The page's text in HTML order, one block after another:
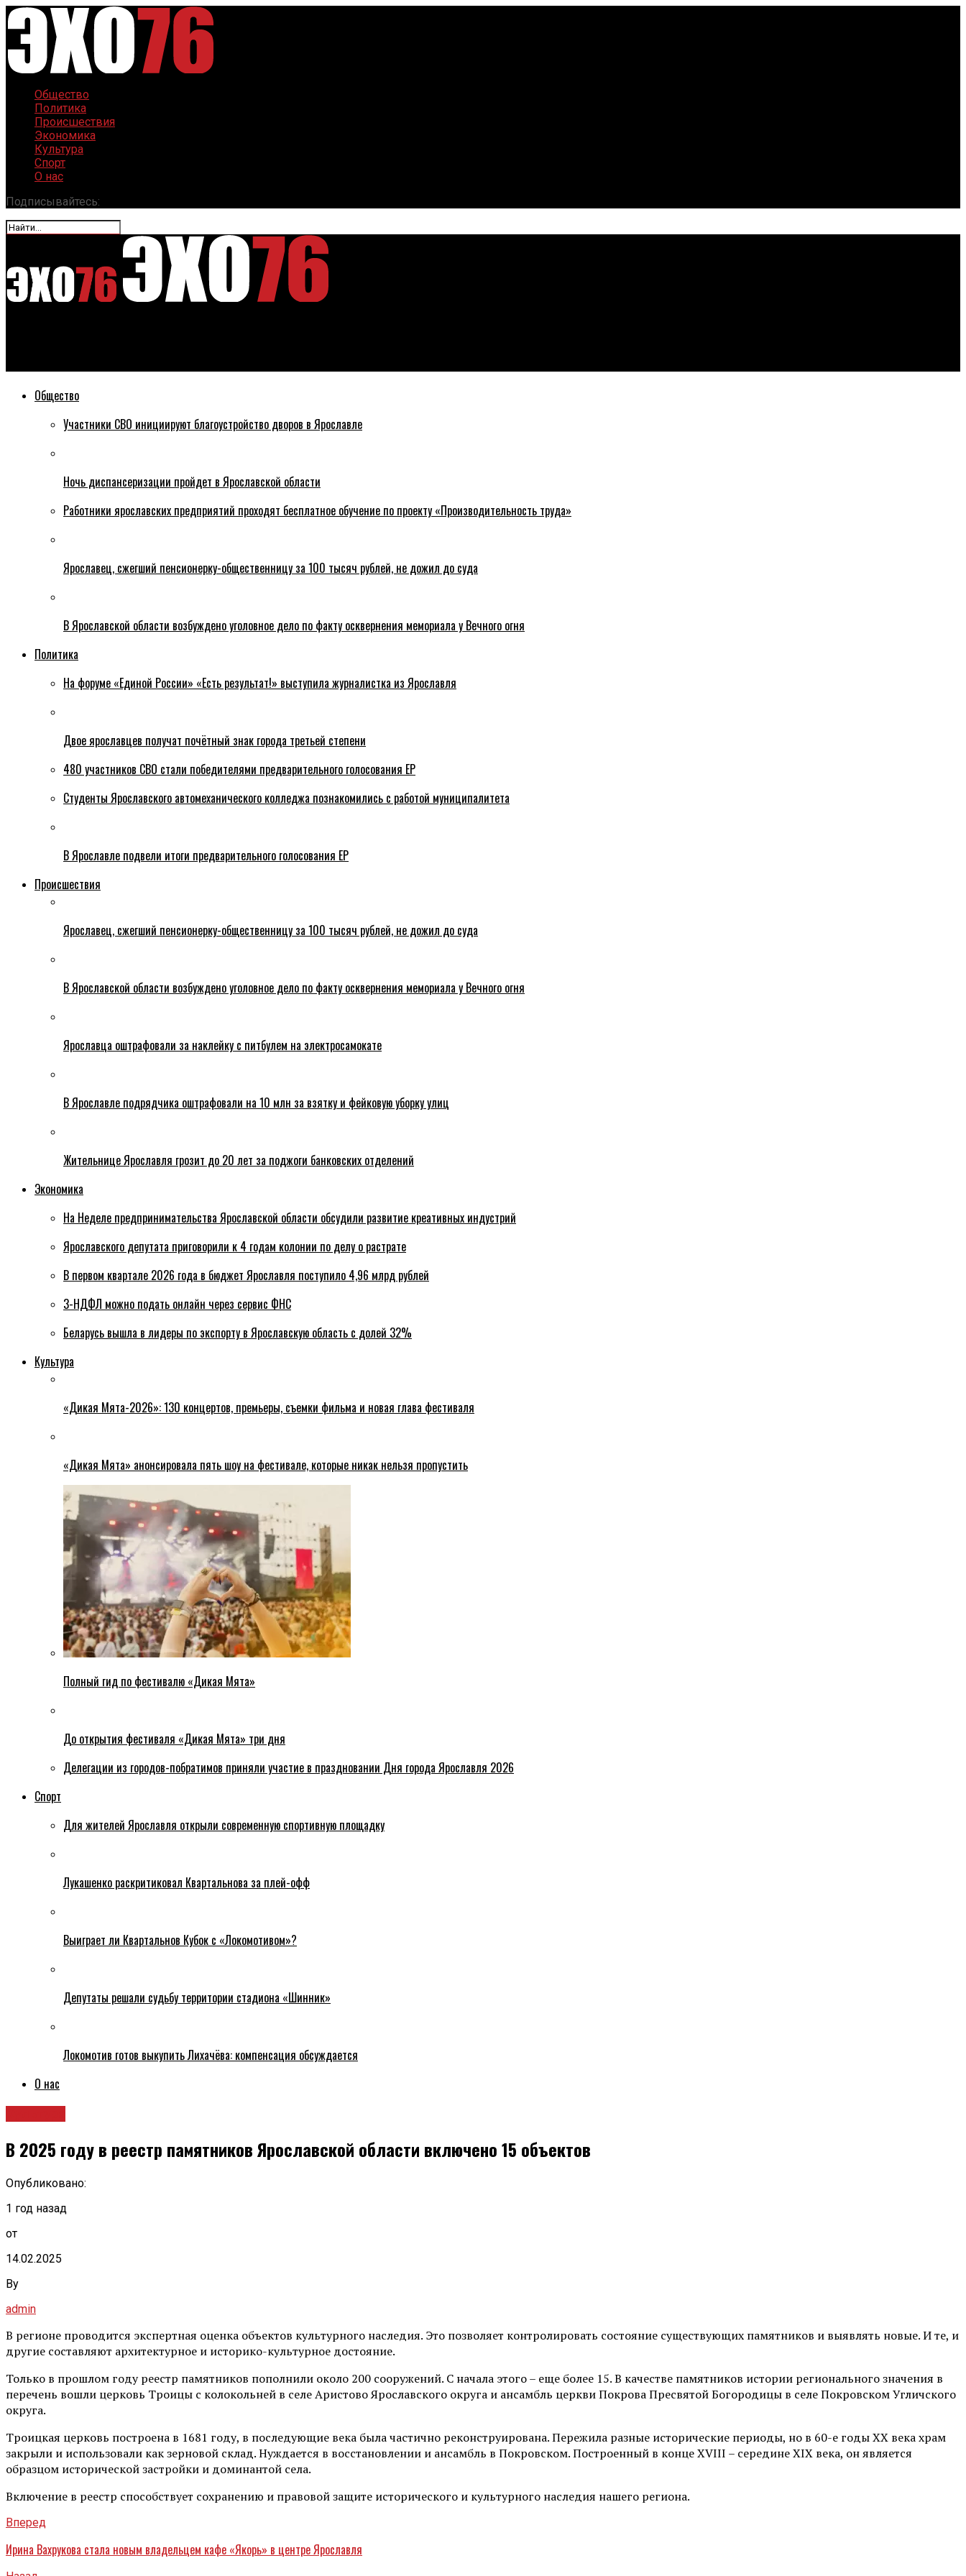
Общество
Политика
Происшествия
Экономика
Культура
Спорт
О нас
Подписывайтесь:
Общество
Участники СВО инициируют благоустройство дворов в Ярославле
Ночь диспансеризации пройдет в Ярославской области
Работники ярославских предприятий проходят бесплатное обучение по проекту «Производительность труда»
Ярославец, сжегший пенсионерку-общественницу за 100 тысяч рублей, не дожил до суда
В Ярославской области возбуждено уголовное дело по факту осквернения мемориала у Вечного огня
Политика
На форуме «Единой России» «Есть результат!» выступила журналистка из Ярославля
Двое ярославцев получат почётный знак города третьей степени
480 участников СВО стали победителями предварительного голосования ЕР
Студенты Ярославского автомеханического колледжа познакомились с работой муниципалитета
В Ярославле подвели итоги предварительного голосования ЕР
Происшествия
Ярославец, сжегший пенсионерку-общественницу за 100 тысяч рублей, не дожил до суда
В Ярославской области возбуждено уголовное дело по факту осквернения мемориала у Вечного огня
Ярославца оштрафовали за наклейку с питбулем на электросамокате
В Ярославле подрядчика оштрафовали на 10 млн за взятку и фейковую уборку улиц
Жительнице Ярославля грозит до 20 лет за поджоги банковских отделений
Экономика
На Неделе предпринимательства Ярославской области обсудили развитие креативных индустрий
Ярославского депутата приговорили к 4 годам колонии по делу о растрате
В первом квартале 2026 года в бюджет Ярославля поступило 4,96 млрд рублей
3-НДФЛ можно подать онлайн через сервис ФНС
Беларусь вышла в лидеры по экспорту в Ярославскую область с долей 32%
Культура
«Дикая Мята-2026»: 130 концертов, премьеры, съемки фильма и новая глава фестиваля
«Дикая Мята» анонсировала пять шоу на фестивале, которые никак нельзя пропустить
Полный гид по фестивалю «Дикая Мята»
До открытия фестиваля «Дикая Мята» три дня
Делегации из городов-побратимов приняли участие в праздновании Дня города Ярославля 2026
Спорт
Для жителей Ярославля открыли современную спортивную площадку
Лукашенко раскритиковал Квартальнова за плей-офф
Выиграет ли Квартальнов Кубок с «Локомотивом»?
Депутаты решали судьбу территории стадиона «Шинник»
Локомотив готов выкупить Лихачёва: компенсация обсуждается
О нас
В 2025 году в реестр памятников Ярославской области включено 15 объектов
Опубликовано:
1 год назад
от
14.02.2025
By
admin
В регионе проводится экспертная оценка объектов культурного наследия. Это позволяет контролировать состояние существующих памятников и выявлять новые. И те, и
другие составляют архитектурное и историко-культурное достояние.
Только в прошлом году реестр памятников пополнили около 200 сооружений. С начала этого – еще более 15. В качестве памятников истории регионального значения в
перечень вошли церковь Троицы с колокольней в селе Аристово Ярославского округа и ансамбль церкви Покрова Пресвятой Богородицы в селе Покровском Угличского
округа.
Троицкая церковь построена в 1681 году, в последующие века была частично реконструирована. Пережила разные исторические периоды, но в 60-е годы ХХ века храм
закрыли и использовали как зерновой склад. Нуждается в восстановлении и ансамбль в Покровском. Построенный в конце XVIII – середине XIX века, он является
образцом исторической застройки и доминантой села.
Включение в реестр способствует сохранению и правовой защите исторического и культурного наследия нашего региона.
Вперед
Ирина Вахрукова стала новым владельцем кафе «Якорь» в центре Ярославля